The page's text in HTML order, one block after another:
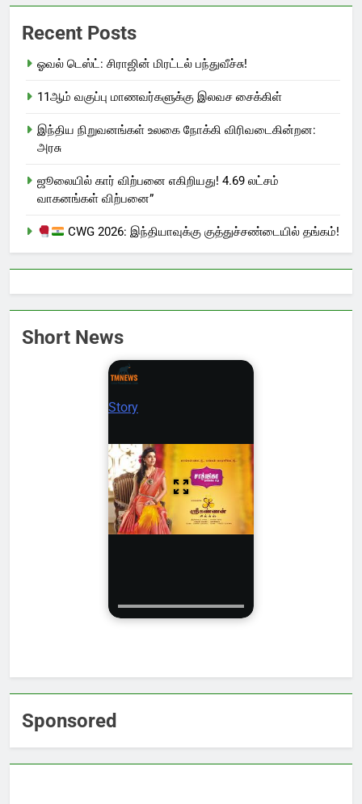
Recent Posts
ஓவல் டெஸ்ட்: சிராஜின் மிரட்டல் பந்துவீச்சு!
11ஆம் வகுப்பு மாணவர்களுக்கு இலவச சைக்கிள்
இந்திய நிறுவனங்கள் உலகை நோக்கி விரிவடைகின்றன:
அரசு
ஜூலையில் கார் விற்பனை எகிறியது! 4.69 லட்சம்
வாகனங்கள் விற்பனை”
CWG 2026: இந்தியாவுக்கு குத்துச்சண்டையில் தங்கம்!
Short News
Story
Sponsored